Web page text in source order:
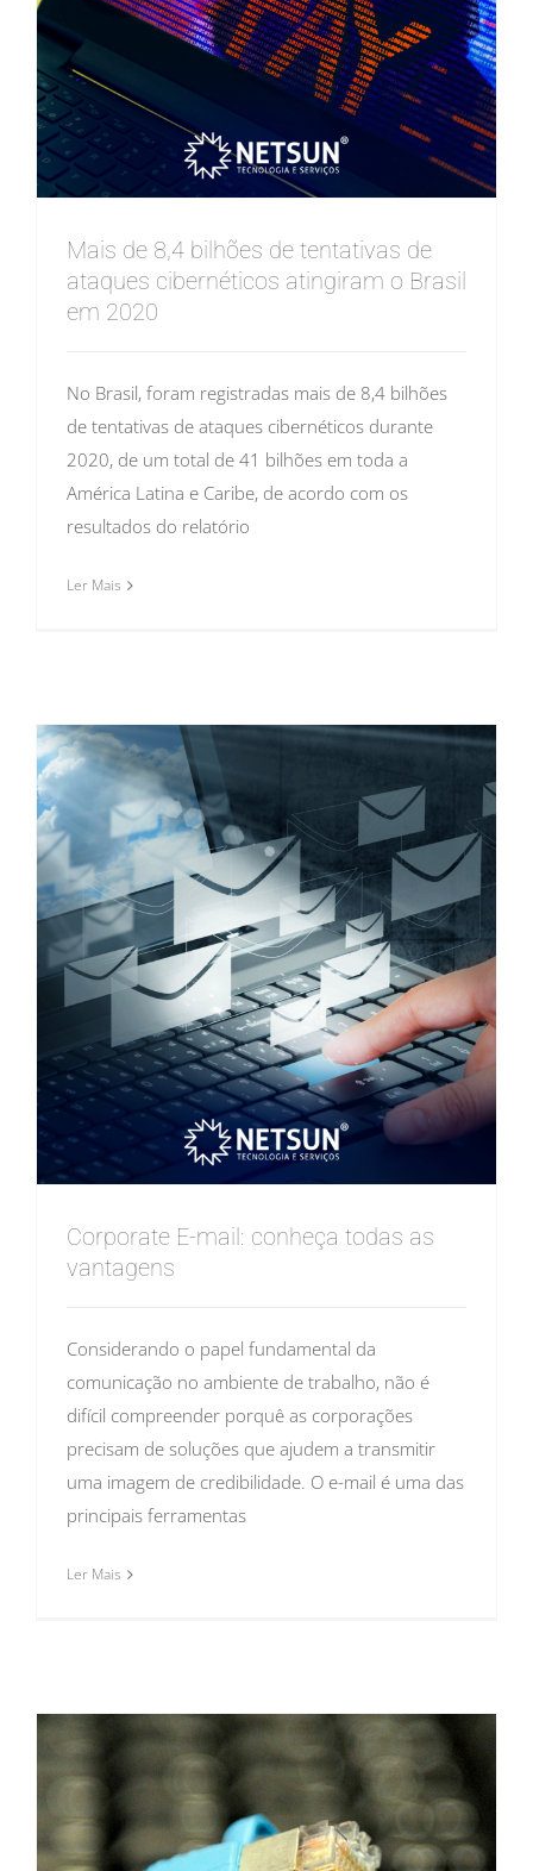
Mais de 8,4 bilhões de tentativas de
ataques cibernéticos atingiram o Brasil
em 2020
No Brasil, foram registradas mais de 8,4 bilhões
de tentativas de ataques cibernéticos durante
2020, de um total de 41 bilhões em toda a
América Latina e Caribe, de acordo com os
resultados do relatório
Ler Mais
Corporate E-mail: conheça todas as
vantagens
Considerando o papel fundamental da
comunicação no ambiente de trabalho, não é
difícil compreender porquê as corporações
precisam de soluções que ajudem a transmitir
uma imagem de credibilidade. O e-mail é uma das
principais ferramentas
Ler Mais